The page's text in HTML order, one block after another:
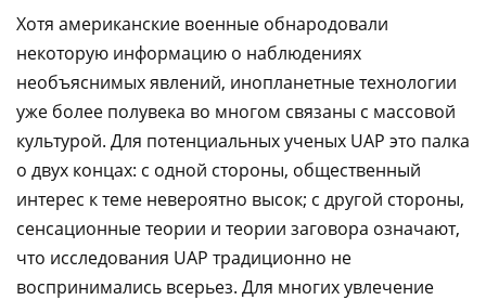
Хотя американские военные обнародовали
некоторую информацию о наблюдениях
необъяснимых явлений, инопланетные технологии
уже более полувека во многом связаны с массовой
культурой. Для потенциальных ученых UAP это палка
о двух концах: с одной стороны, общественный
интерес к теме невероятно высок; с другой стороны,
сенсационные теории и теории заговора означают,
что исследования UAP традиционно не
воспринимались всерьез. Для многих увлечение